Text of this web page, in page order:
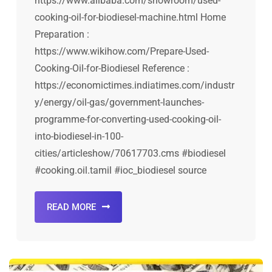
cooking-oil-for-biodiesel-machine.html Home
Preparation :
https://www.wikihow.com/Prepare-Used-
Cooking-Oil-for-Biodiesel Reference :
https://economictimes.indiatimes.com/industr
y/energy/oil-gas/government-launches-
programme-for-converting-used-cooking-oil-
into-biodiesel-in-100-
cities/articleshow/70617703.cms #biodiesel
#cooking.oil.tamil #ioc_biodiesel source
READ MORE